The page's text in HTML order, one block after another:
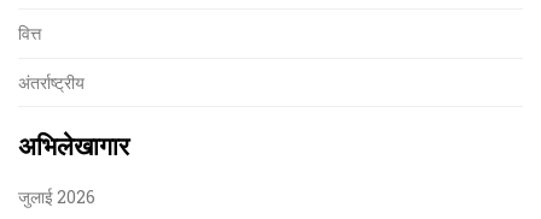
वित्त
अंतर्राष्ट्रीय
अभिलेखागार
जुलाई 2026